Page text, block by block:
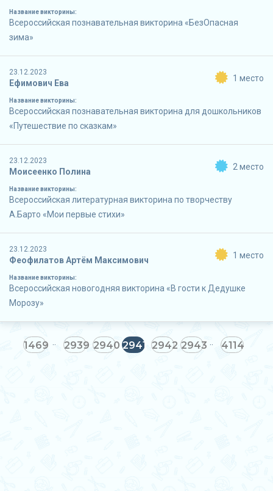
Название викторины:
Всероссийская познавательная викторина «БезОпасная
зима»
23.12.2023
Ефимович Ева
Название викторины:
Всероссийская познавательная викторина для дошкольников
«Путешествие по сказкам»
1 место
23.12.2023
Моисеенко Полина
Название викторины:
Всероссийская литературная викторина по творчеству
А.Барто «Мои первые стихи»
2 место
23.12.2023
Феофилатов Артём Максимович
Название викторины:
Всероссийская новогодняя викторина «В гости к Дедушке
Морозу»
1 место
1469 2939 2940 2941 2942 2943 4114